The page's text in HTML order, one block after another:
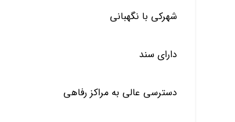
شهرکی با نگهبانی
دارای سند
دسترسی عالی به مراکز رفاهی